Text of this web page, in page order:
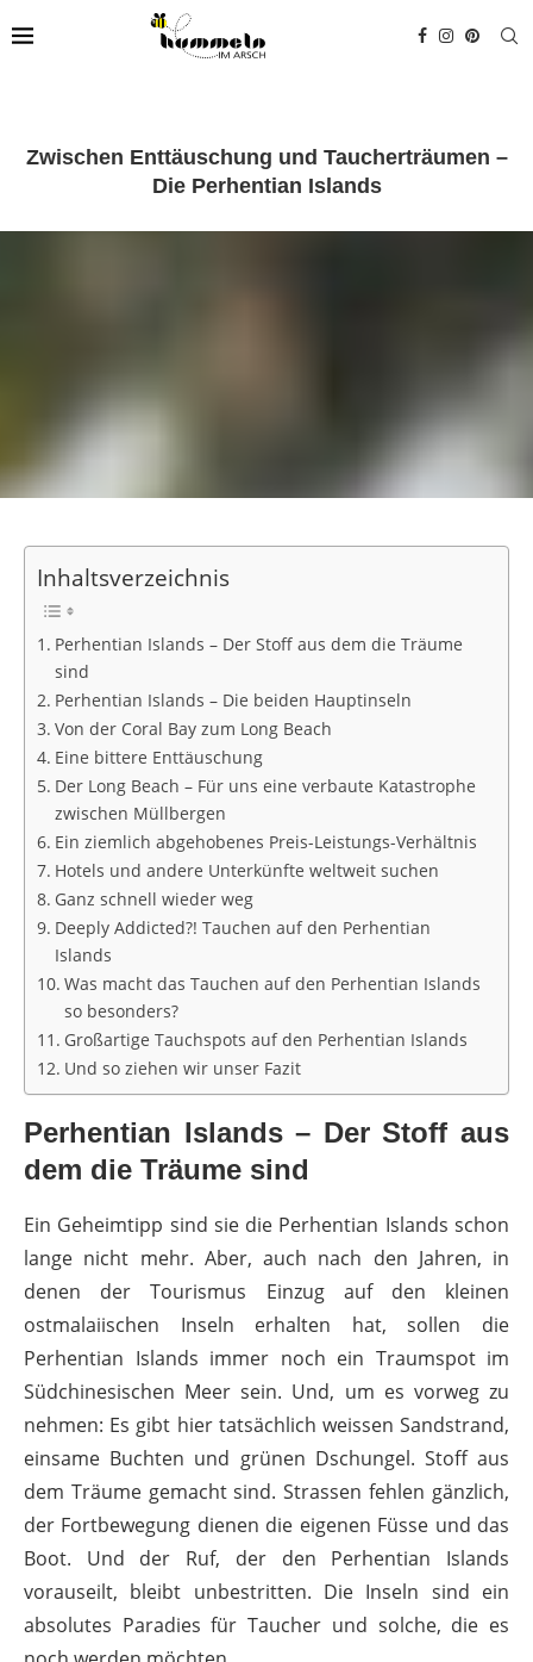
Zwischen Enttäuschung und Taucherträumen –
Die Perhentian Islands
Inhaltsverzeichnis
Perhentian Islands – Der Stoff aus dem die Träume
sind
Perhentian Islands – Die beiden Hauptinseln
Von der Coral Bay zum Long Beach
Eine bittere Enttäuschung
Der Long Beach – Für uns eine verbaute Katastrophe
zwischen Müllbergen
Ein ziemlich abgehobenes Preis-Leistungs-Verhältnis
Hotels und andere Unterkünfte weltweit suchen
Ganz schnell wieder weg
Deeply Addicted?! Tauchen auf den Perhentian
Islands
Was macht das Tauchen auf den Perhentian Islands
so besonders?
Großartige Tauchspots auf den Perhentian Islands
Und so ziehen wir unser Fazit
Perhentian Islands – Der Stoff aus
dem die Träume sind
Ein Geheimtipp sind sie die Perhentian Islands schon
lange nicht mehr. Aber, auch nach den Jahren, in
denen der Tourismus Einzug auf den kleinen
ostmalaiischen Inseln erhalten hat, sollen die
Perhentian Islands immer noch ein Traumspot im
Südchinesischen Meer sein. Und, um es vorweg zu
nehmen: Es gibt hier tatsächlich weissen Sandstrand,
einsame Buchten und grünen Dschungel. Stoff aus
dem Träume gemacht sind. Strassen fehlen gänzlich,
der Fortbewegung dienen die eigenen Füsse und das
Boot. Und der Ruf, der den Perhentian Islands
vorauseilt, bleibt unbestritten. Die Inseln sind ein
absolutes Paradies für Taucher und solche, die es